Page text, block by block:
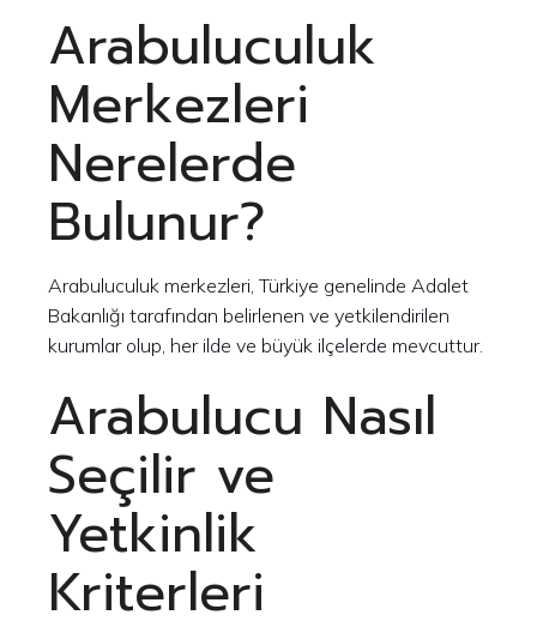
Arabuluculuk
Merkezleri
Nerelerde
Bulunur?
Arabuluculuk merkezleri, Türkiye genelinde Adalet
Bakanlığı tarafından belirlenen ve yetkilendirilen
kurumlar olup, her ilde ve büyük ilçelerde mevcuttur.
Arabulucu Nasıl
Seçilir ve
Yetkinlik
Kriterleri